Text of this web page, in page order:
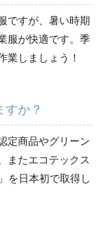
ンツ
ーゴパンツ作業
ですが、暑い時期
服が快適です。季
業しましょう！
か？
定商品やグリーン
またエコテックス
を日本初で取得し